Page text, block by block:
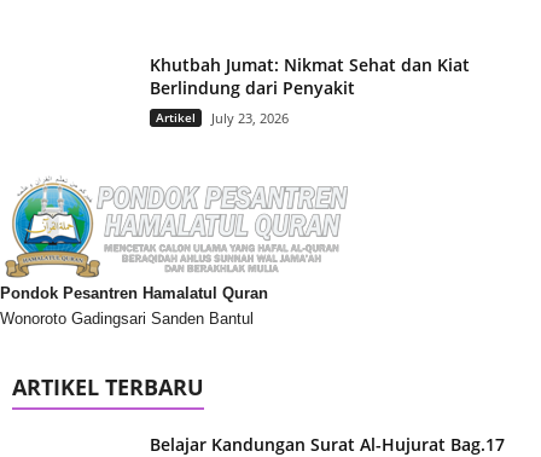
Khutbah Jumat: Nikmat Sehat dan Kiat
Berlindung dari Penyakit
Artikel July 23, 2026
Pondok Pesantren Hamalatul Quran
Wonoroto Gadingsari Sanden Bantul
ARTIKEL TERBARU
Belajar Kandungan Surat Al-Hujurat Bag.17